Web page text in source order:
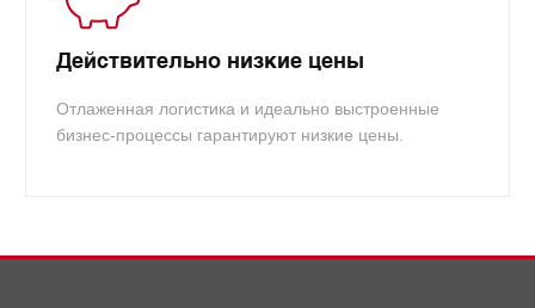
Действительно низкие цены
Отлаженная логистика и идеально выстроенные
бизнес-процессы гарантируют низкие цены.